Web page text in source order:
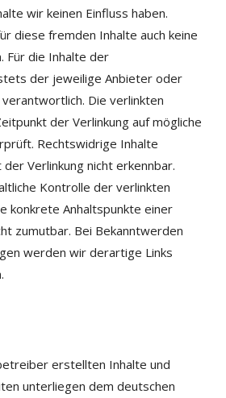
wir keinen Einfluss haben.
diese fremden Inhalte auch keine
Für die Inhalte der
der jeweilige Anbieter oder
Die verlinkten
der Verlinkung auf mögliche
Rechtswidrige Inhalte
Verlinkung nicht erkennbar.
Kontrolle der verlinkten
konkrete Anhaltspunkte einer
zumutbar. Bei Bekanntwerden
werden wir derartige Links
erstellten Inhalte und
unterliegen dem deutschen